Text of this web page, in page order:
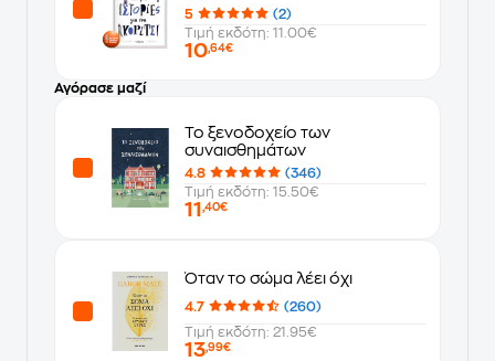
5
(2)
Τιμή εκδότη: 11.00€
10,64€
Αγόρασε μαζί
Το ξενοδοχείο των
συναισθημάτων
4.8
(346)
Τιμή εκδότη: 15.50€
11 ,40€
Όταν το σώμα λέει όχι
4.7
(260)
Τιμή εκδότη: 21.95€
13,99€